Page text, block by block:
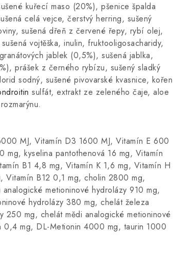
kuřecí maso (20%), pšenice špalda
celá vejce, čerstvý herring, sušený
sušená dřeň z červené řepy, rybí olej,
vojtěška, inulin, fruktooligosacharidy,
jablek (0,5%), sušená jablka,
prášek z černého rybízu, sušený sladký
sodný, sušené pivovarské kvasnice, kořen
sulfát, extrakt ze zeleného čaje, aloe
MJ, Vitamín D3 1600 MJ, Vitamín E 600
kyselina pantothenová 16 mg, Vitamín
B1 4,8 mg, Vitamín K 1,6 mg, Vitamín H
Vitamín B12 0,1 mg, cholin 2800 mg,
metioninové hydrolázy 910 mg,
hydrolázy 380 mg, chelát železa
250 mg, chelát mědi analogické metioninové
0,4 mg, DL-Metionin 4000 mg, taurin 1000